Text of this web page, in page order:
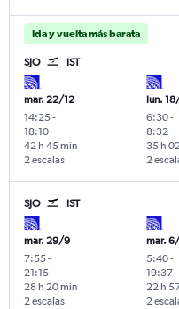
Ida y vuelta más barata
SJO IST
mar. 22/12
14:25-
18:10
2 escalas
42 h 45 min
lun.
6:30-
8:32
2
35 h
SJO IST
mar. 29/9
7:55-
21:15
2 escalas
28 h 20 min
mar.
5:40-
19:37
2
22 h